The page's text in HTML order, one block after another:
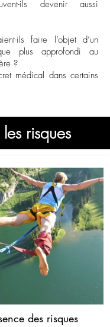
ils devenir aussi
ils faire l’objet d’un
plus approfondi au
?
médical dans certains
risques
des risques